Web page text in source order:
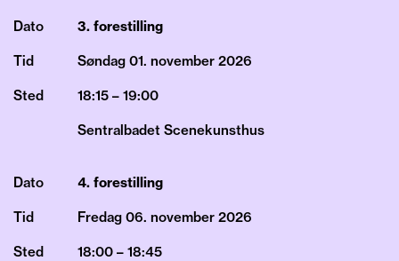
Dato
Tid
Sted
3. forestilling
Søndag 01. november 2026
18:15 – 19:00
Sentralbadet Scenekunsthus
Dato
Tid
Sted
4. forestilling
Fredag 06. november 2026
18:00 – 18:45